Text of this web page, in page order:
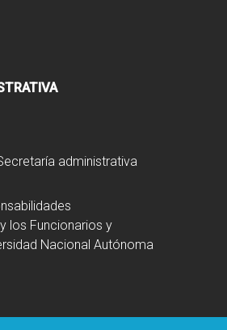
administrativa
los Funcionarios y
Nacional Autónoma